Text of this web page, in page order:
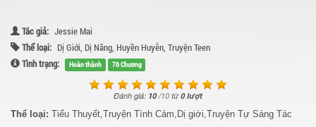
Tác giả: Jessie Mai
Thể loại: Dị Giới, Dị Năng, Huyền Huyễn, Truyện Teen
Tình trạng:
Hoàn thành 76 Chương
Đánh giá: 10/10 từ0 lượt
Thể loại: Tiểu Thuyết,Truyện Tình Cảm,Dị giới,Truyện Tự Sáng Tác